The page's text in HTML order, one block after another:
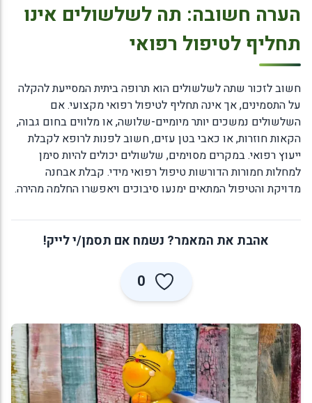
הערה חשובה: תה לשלשולים אינו
תחליף לטיפול רפואי
חשוב לזכור שתה לשלשולים הוא תרופה ביתית המסייעת להקלה
על התסמינים, אך אינה תחליף לטיפול רפואי מקצועי. אם
השלשולים נמשכים יותר מיומיים-שלושה, או מלווים בחום גבוה,
הקאות חוזרות, או כאבי בטן עזים, חשוב לפנות לרופא לקבלת
ייעוץ רפואי. במקרים מסוימים, שלשולים יכולים להיות סימן
למחלות חמורות הדורשות טיפול רפואי מידי. קבלת אבחנה
מדויקת והטיפול המתאים ימנעו סיבוכים ויאפשרו החלמה מהירה.
אהבת את המאמר? נשמח אם תסמן/י לייק!
0